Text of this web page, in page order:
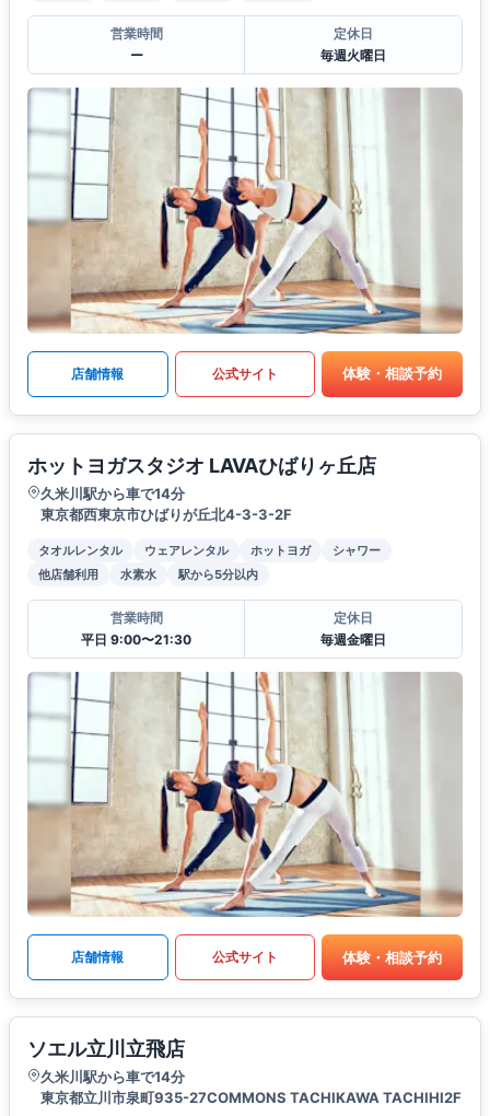
営業時間
ー
定休日
毎週火曜日
店舗情報 公式サイト 体験・相談予約
ホットヨガスタジオ LAVAひばりヶ丘店
久米川駅から車で14分
東京都西東京市ひばりが丘北4-3-3-2F
タオルレンタル ウェアレンタル ホットヨガ
シャワー
他店舗利用
水素水 駅から5分以内
営業時間
平日 9:00〜21:30
定休日
毎週金曜日
店舗情報 公式サイト 体験・相談予約
ソエル立川立飛店
久米川駅から車で14分
東京都立川市泉町935-27COMMONS TACHIKAWA TACHIHI2F